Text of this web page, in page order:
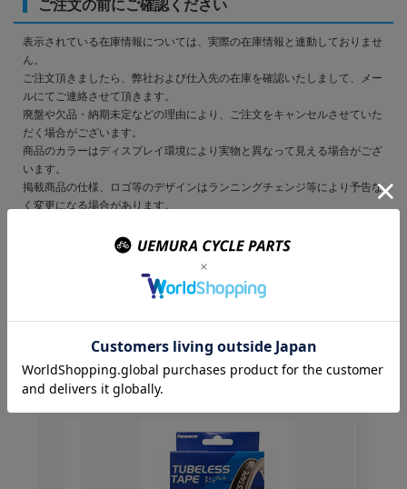
ご注文の前にご確認ください
表示されている在庫情報については、実際の在庫情報と連動しておりませ
ん。
ご注文頂きましたら、弊社および仕入先の在庫を確認いたしまして、メー
ルにてご連絡させて頂きます。
廃盤や欠品・納期未定などの理由により、ご注文をキャンセルさせていた
だく場合がございます。
商品のカラーはディスプレイ環境により実物と異なって見える場合がござ
います。
掲載商品の仕様、ロゴ等のデザインはランニングチェンジ等により予告な
く変更になる場合があります。
この商品を購入のお客様
はこんな商品を買ってい